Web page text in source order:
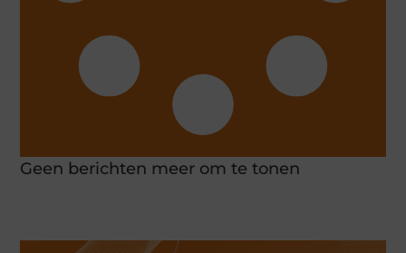
Geen berichten meer om te tonen